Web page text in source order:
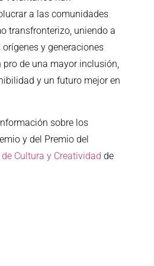
a las comunidades
transfronterizo, uniendo a
y generaciones
de una mayor inclusión,
y un futuro mejor en
sobre los
y del Premio del
Cultura y Creatividad de